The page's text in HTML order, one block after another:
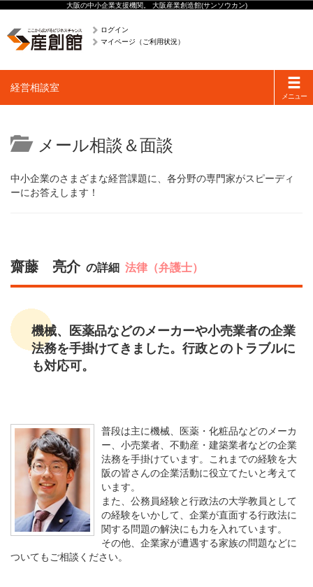
大阪の中小企業支援機関。 大阪産業創造館(サンソウカン)
ログイン
マイページ（ご利用状況）
Toggle
メニュー
経営相談室
メール相談＆面談
中小企業のさまざまな経営課題に、各分野の専門家がスピーディ
ーにお答えします！
齋藤 亮介 の詳細 法律（弁護士）
機械、医薬品などのメーカーや小売業者の企業
法務を手掛けてきました。行政とのトラブルに
も対応可。
普段は主に機械、医薬・化粧品などのメーカ
ー、小売業者、不動産・建築業者などの企業
法務を手掛けています。これまでの経験を大
阪の皆さんの企業活動に役立てたいと考えて
います。
また、公務員経験と行政法の大学教員として
の経験をいかして、企業が直面する行政法に
関する問題の解決にも力を入れています。
その他、企業家が遭遇する家族の問題などに
ついてもご相談ください。